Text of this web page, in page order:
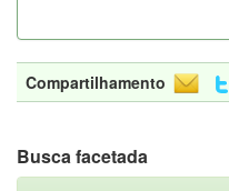
Compartilhamento
Busca facetada